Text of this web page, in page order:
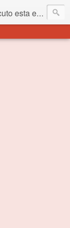
feito com ele, mesmo que muito exposto ao ar soprado para dentro, nunca vai se encher. Aí está o propósito deste nome... Para viver em sociedade tem que ter saco de filó.